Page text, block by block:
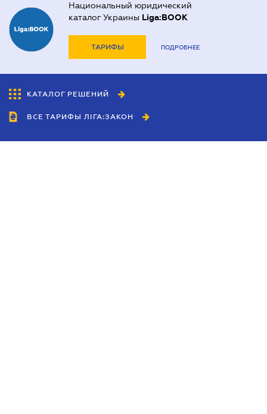
Национальный юридический
каталог Украины Liga:BOOK
ТАРИФЫ ПОДРОБНЕЕ
КАТАЛОГ РЕШЕНИЙ
ВСЕ ТАРИФЫ ЛІГА:ЗАКОН